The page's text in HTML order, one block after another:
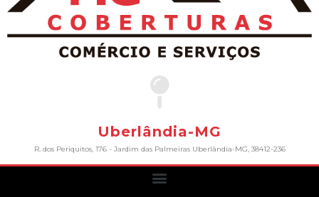
Uberlândia-MG
R. dos Periquitos, 176 - Jardim das Palmeiras Uberlândia-MG, 38412-236